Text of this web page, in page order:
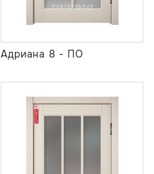
Адриана 8 - ПО